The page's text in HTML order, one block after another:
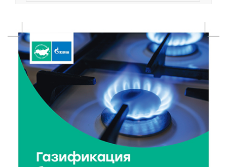
В Ржеве чествовали работников строительной
отрасли
7 Авг 2026 18:10 169
Зарядка со стражем порядка объединила детей в
«Чайке»
7 Авг 2026 18:02 373
В Нило-Столобенской пустыни началась
реставрация фасада исторической
Крестовоздвиженской церкви